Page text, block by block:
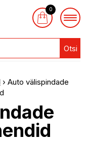
Otsi
0
› Auto välispindade